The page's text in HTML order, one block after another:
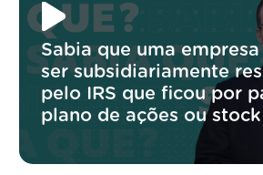
Sabia que uma
ser subsidiariamente
pelo IRS que ficou por
plano de ações ou